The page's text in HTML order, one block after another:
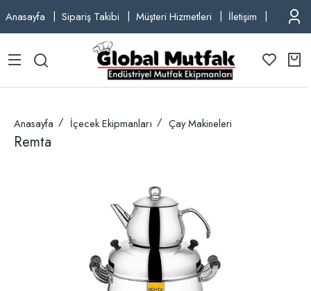
Anasayfa Sipariş Takibi Müşteri Hizmetleri İletişim TEL:
Anasayfa İçecek Ekipmanları Çay Makineleri
Remta